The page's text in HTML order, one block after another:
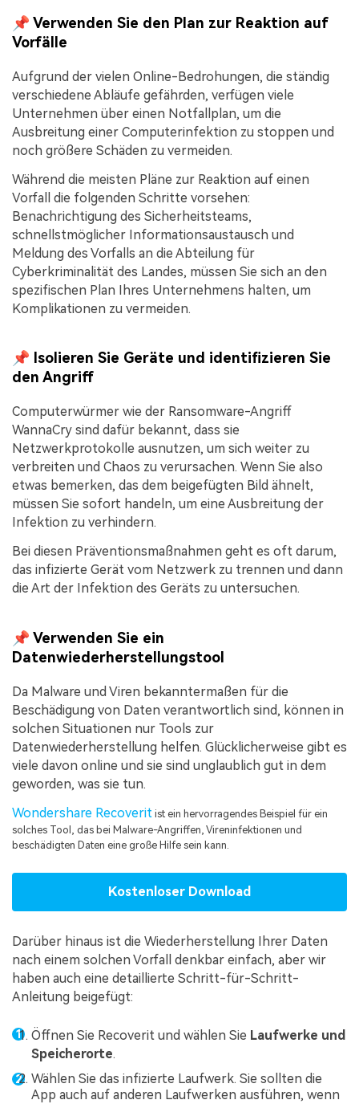
📌 Verwenden Sie den Plan zur Reaktion auf
Vorfälle
Aufgrund der vielen Online-Bedrohungen, die ständig
verschiedene Abläufe gefährden, verfügen viele
Unternehmen über einen Notfallplan, um die
Ausbreitung einer Computerinfektion zu stoppen und
noch größere Schäden zu vermeiden.
Während die meisten Pläne zur Reaktion auf einen
Vorfall die folgenden Schritte vorsehen:
Benachrichtigung des Sicherheitsteams,
schnellstmöglicher Informationsaustausch und
Meldung des Vorfalls an die Abteilung für
Cyberkriminalität des Landes, müssen Sie sich an den
spezifischen Plan Ihres Unternehmens halten, um
Komplikationen zu vermeiden.
📌 Isolieren Sie Geräte und identifizieren Sie
den Angriff
Computerwürmer wie der Ransomware-Angriff
WannaCry sind dafür bekannt, dass sie
Netzwerkprotokolle ausnutzen, um sich weiter zu
verbreiten und Chaos zu verursachen. Wenn Sie also
etwas bemerken, das dem beigefügten Bild ähnelt,
müssen Sie sofort handeln, um eine Ausbreitung der
Infektion zu verhindern.
Bei diesen Präventionsmaßnahmen geht es oft darum,
das infizierte Gerät vom Netzwerk zu trennen und dann
die Art der Infektion des Geräts zu untersuchen.
📌 Verwenden Sie ein
Datenwiederherstellungstool
Da Malware und Viren bekanntermaßen für die
Beschädigung von Daten verantwortlich sind, können in
solchen Situationen nur Tools zur
Datenwiederherstellung helfen. Glücklicherweise gibt es
viele davon online und sie sind unglaublich gut in dem
geworden, was sie tun.
Wondershare Recoverit ist ein hervorragendes Beispiel für ein
solches Tool, das bei Malware-Angriffen, Vireninfektionen und
beschädigten Daten eine große Hilfe sein kann.
Kostenloser Download
Darüber hinaus ist die Wiederherstellung Ihrer Daten
nach einem solchen Vorfall denkbar einfach, aber wir
haben auch eine detaillierte Schritt-für-Schritt-
Anleitung beigefügt:
Öffnen Sie Recoverit und wählen Sie Laufwerke und
Speicherorte.
Wählen Sie das infizierte Laufwerk. Sie sollten die
App auch auf anderen Laufwerken ausführen, wenn